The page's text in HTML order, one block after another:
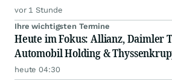
vor 1 Stunde
Ihre wichtigsten Termine
Heute im Fokus: Allianz, Daimler
Automobil Holding &
heute 04:30